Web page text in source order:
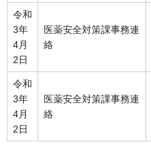
令和
3年
4月
2日
医薬安全対策課事務連
絡
令和
3年
4月
2日
医薬安全対策課事務連
絡